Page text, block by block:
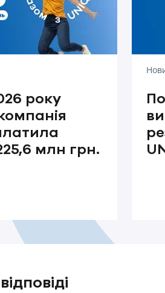
року
млн грн.